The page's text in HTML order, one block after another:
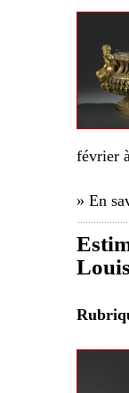
février
» En